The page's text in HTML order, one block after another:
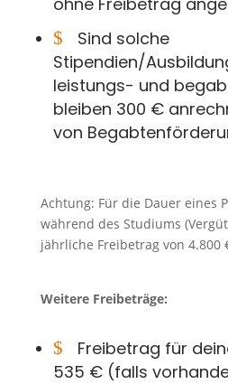
$
Sind solche
Stipendien/
leistungs- und
bleiben 300 €
von
Achtung: Für die Dauer eines
während des Studiums
jährliche Freibetrag von 4.800
Weitere Freibeträge:
$
Freibetrag für
535 € (falls